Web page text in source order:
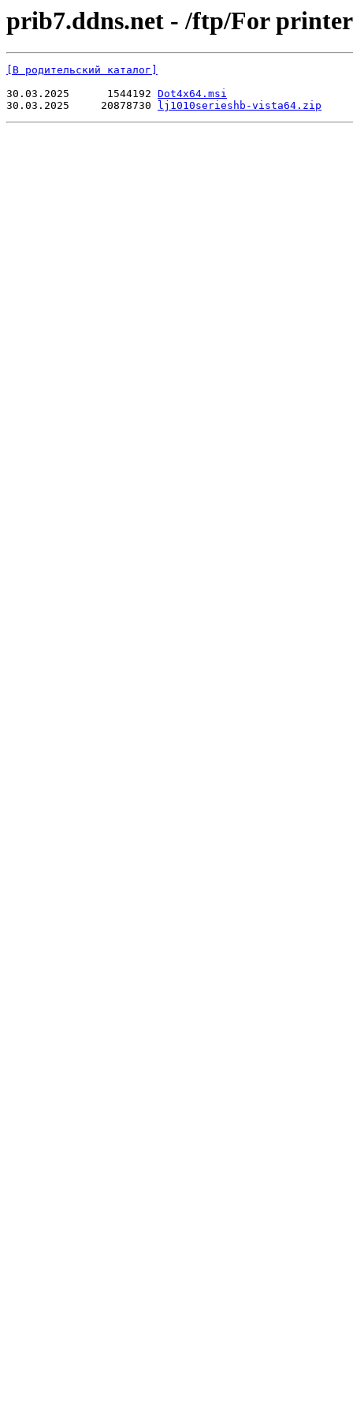
prib7.ddns.net - /ftp/For
[В родительский каталог]
30.03.2025      1544192 Dot4x64.msi
30.03.2025     20878730
lj1010serieshb-vista64.zip